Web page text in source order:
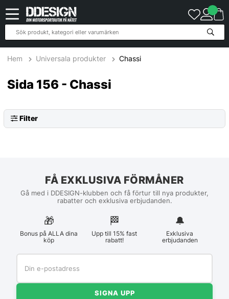
Hem Universala produkter Chassi
Sida 156 - Chassi
Filter
FÅ EXKLUSIVA FÖRMÅNER
Gå med i DDESIGN-klubben och få förtur till nya produkter,
rabatter och exklusiva erbjudanden.
🎁
Bonus på ALLA dina
köp
🏁︎
Upp till 15% fast
rabatt!
🔔
Exklusiva
erbjudanden
SIGNA UPP